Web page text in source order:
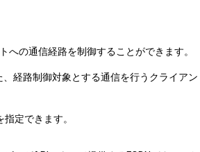
への通信経路を制御することができます。
経路制御対象とする通信を行うクライア
定できます。